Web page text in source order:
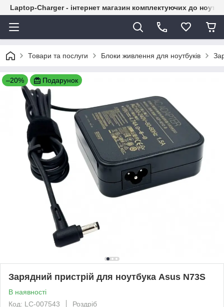
Laptop-Charger - інтернет магазин комплектуючих до
Товари та послуги Блоки живлення для ноутбуків
–20% Подарунок
Зарядний пристрій для ноутбука Asus N73S
В наявності
Код: LC-007543
Роздріб